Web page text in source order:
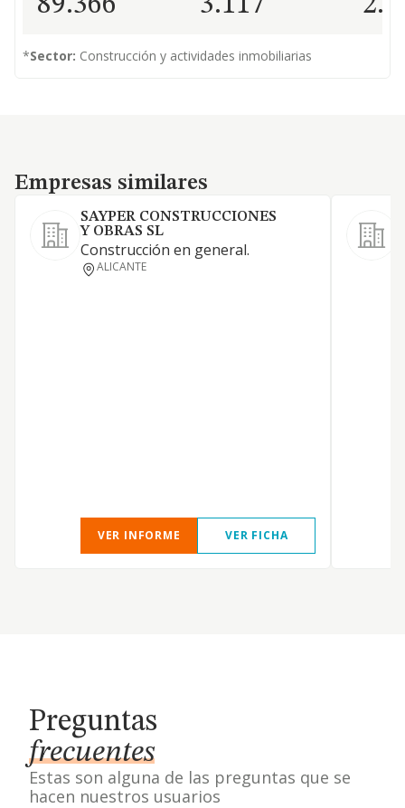
*Sector: Construcción y actividades inmobiliarias
Empresas similares
Empresas similares
SAYPER CONSTRUCCIONES
Y OBRAS SL
Construcción en general.
ALICANTE
VER INFORME VER FICHA
Preguntas
frecuentes
Estas son alguna de las preguntas que se
hacen nuestros usuarios